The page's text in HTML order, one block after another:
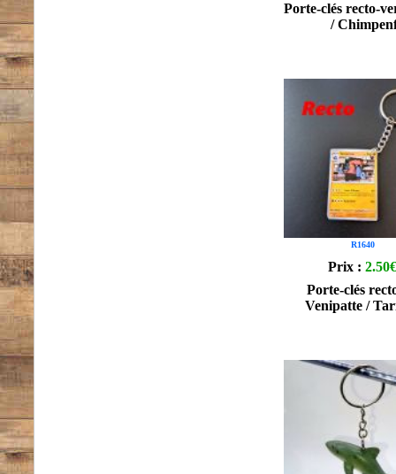
Porte-clés recto-
/
R1640
Prix : 2.50€
Porte-clés
Venipatte /